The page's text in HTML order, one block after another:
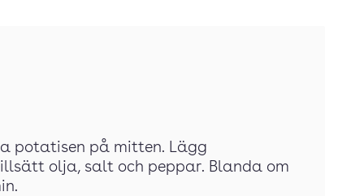
potatisen på mitten. Lägg
olja, salt och peppar. Blanda om